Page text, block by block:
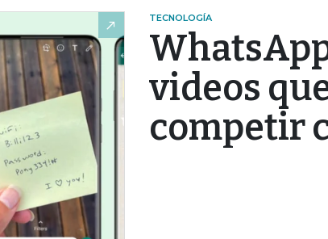
TECNOLOGÍA
videos
competir